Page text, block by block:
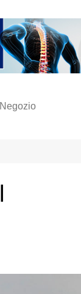
Negozio